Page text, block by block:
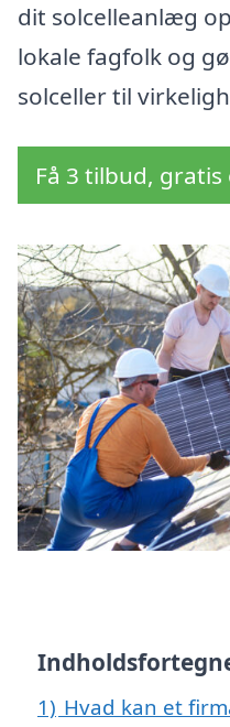
dit solcelleanlæg
lokale fagfolk og
solceller til
Få 3 tilbud,
1) Hvad kan et